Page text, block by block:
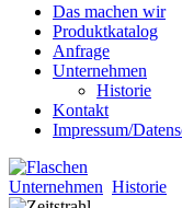
Das machen wir
Produktkatalog
Anfrage
Unternehmen
Historie
Kontakt
Impressum/
Unternehmen Historie